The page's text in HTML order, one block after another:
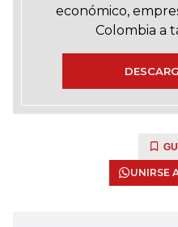
económico,
Colombia a
UNIRSE